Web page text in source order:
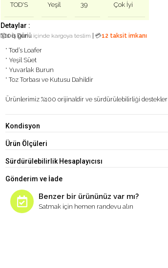
TOD'S Yeşil 39 Çok İyi
Detaylar :
%100 Deri
📦1 iş günü içinde kargoya teslim 💳12 taksit imkanı
* Tod’s Loafer
* Yeşil Süet
* Yuvarlak Burun
* Toz Torbası ve Kutusu Dahildir
Ürünlerimiz %100 orijinaldir ve sürdürülebilirliği destekler
Kondisyon
Ürün Ölçüleri
Sürdürülebilirlik Hesaplayıcısı
Gönderim ve İade
Benzer bir ürününüz var mı?
Satmak için hemen randevu alın